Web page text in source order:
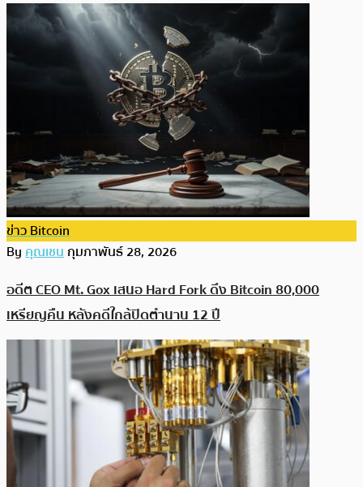
ข่าว Bitcoin
Byคุณเชนกุมภาพันธ์ 28, 2026
อดีต CEO Mt. Gox เสนอ Hard Fork ดึง Bitcoin 80,000
เหรียญคืน หลังคดีใกล้ปิดตำนาน 12 ปี